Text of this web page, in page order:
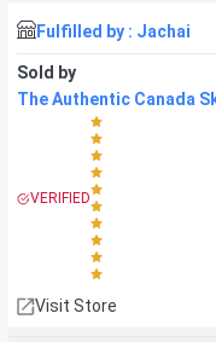
Fulfilled by : Jachai
Sold by
The Authentic Canada
VERIFIED
Visit Store